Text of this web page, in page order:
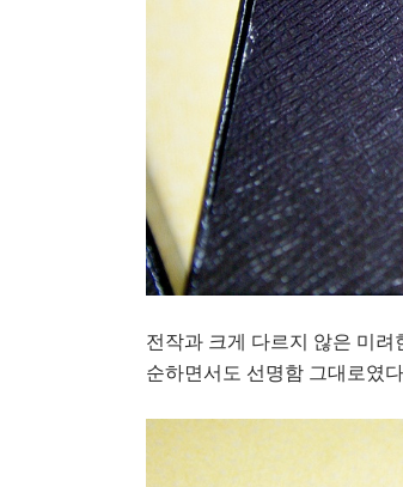
전작과 크게 다르지 않은 미
순하면서도 선명함 그대로였